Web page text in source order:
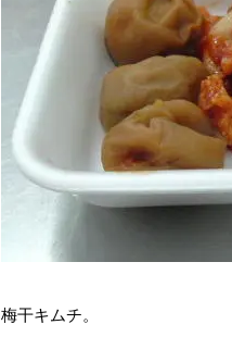
梅干キムチ。